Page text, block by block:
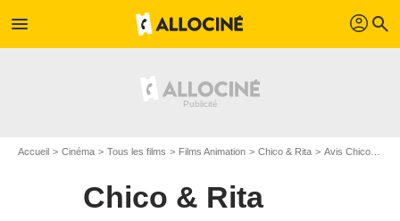
menu profil search
Accueil Cinéma Tous les films Films Animation Chico & Rita Avis Chico & Rita
Chico & Rita